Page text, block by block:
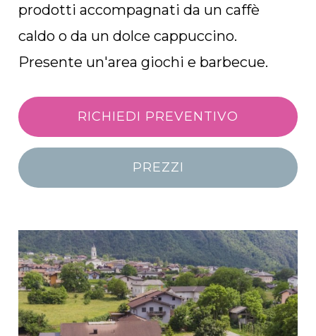
prodotti accompagnati da un caffè
caldo o da un dolce cappuccino.
Presente un'area giochi e barbecue.
RICHIEDI PREVENTIVO
PREZZI